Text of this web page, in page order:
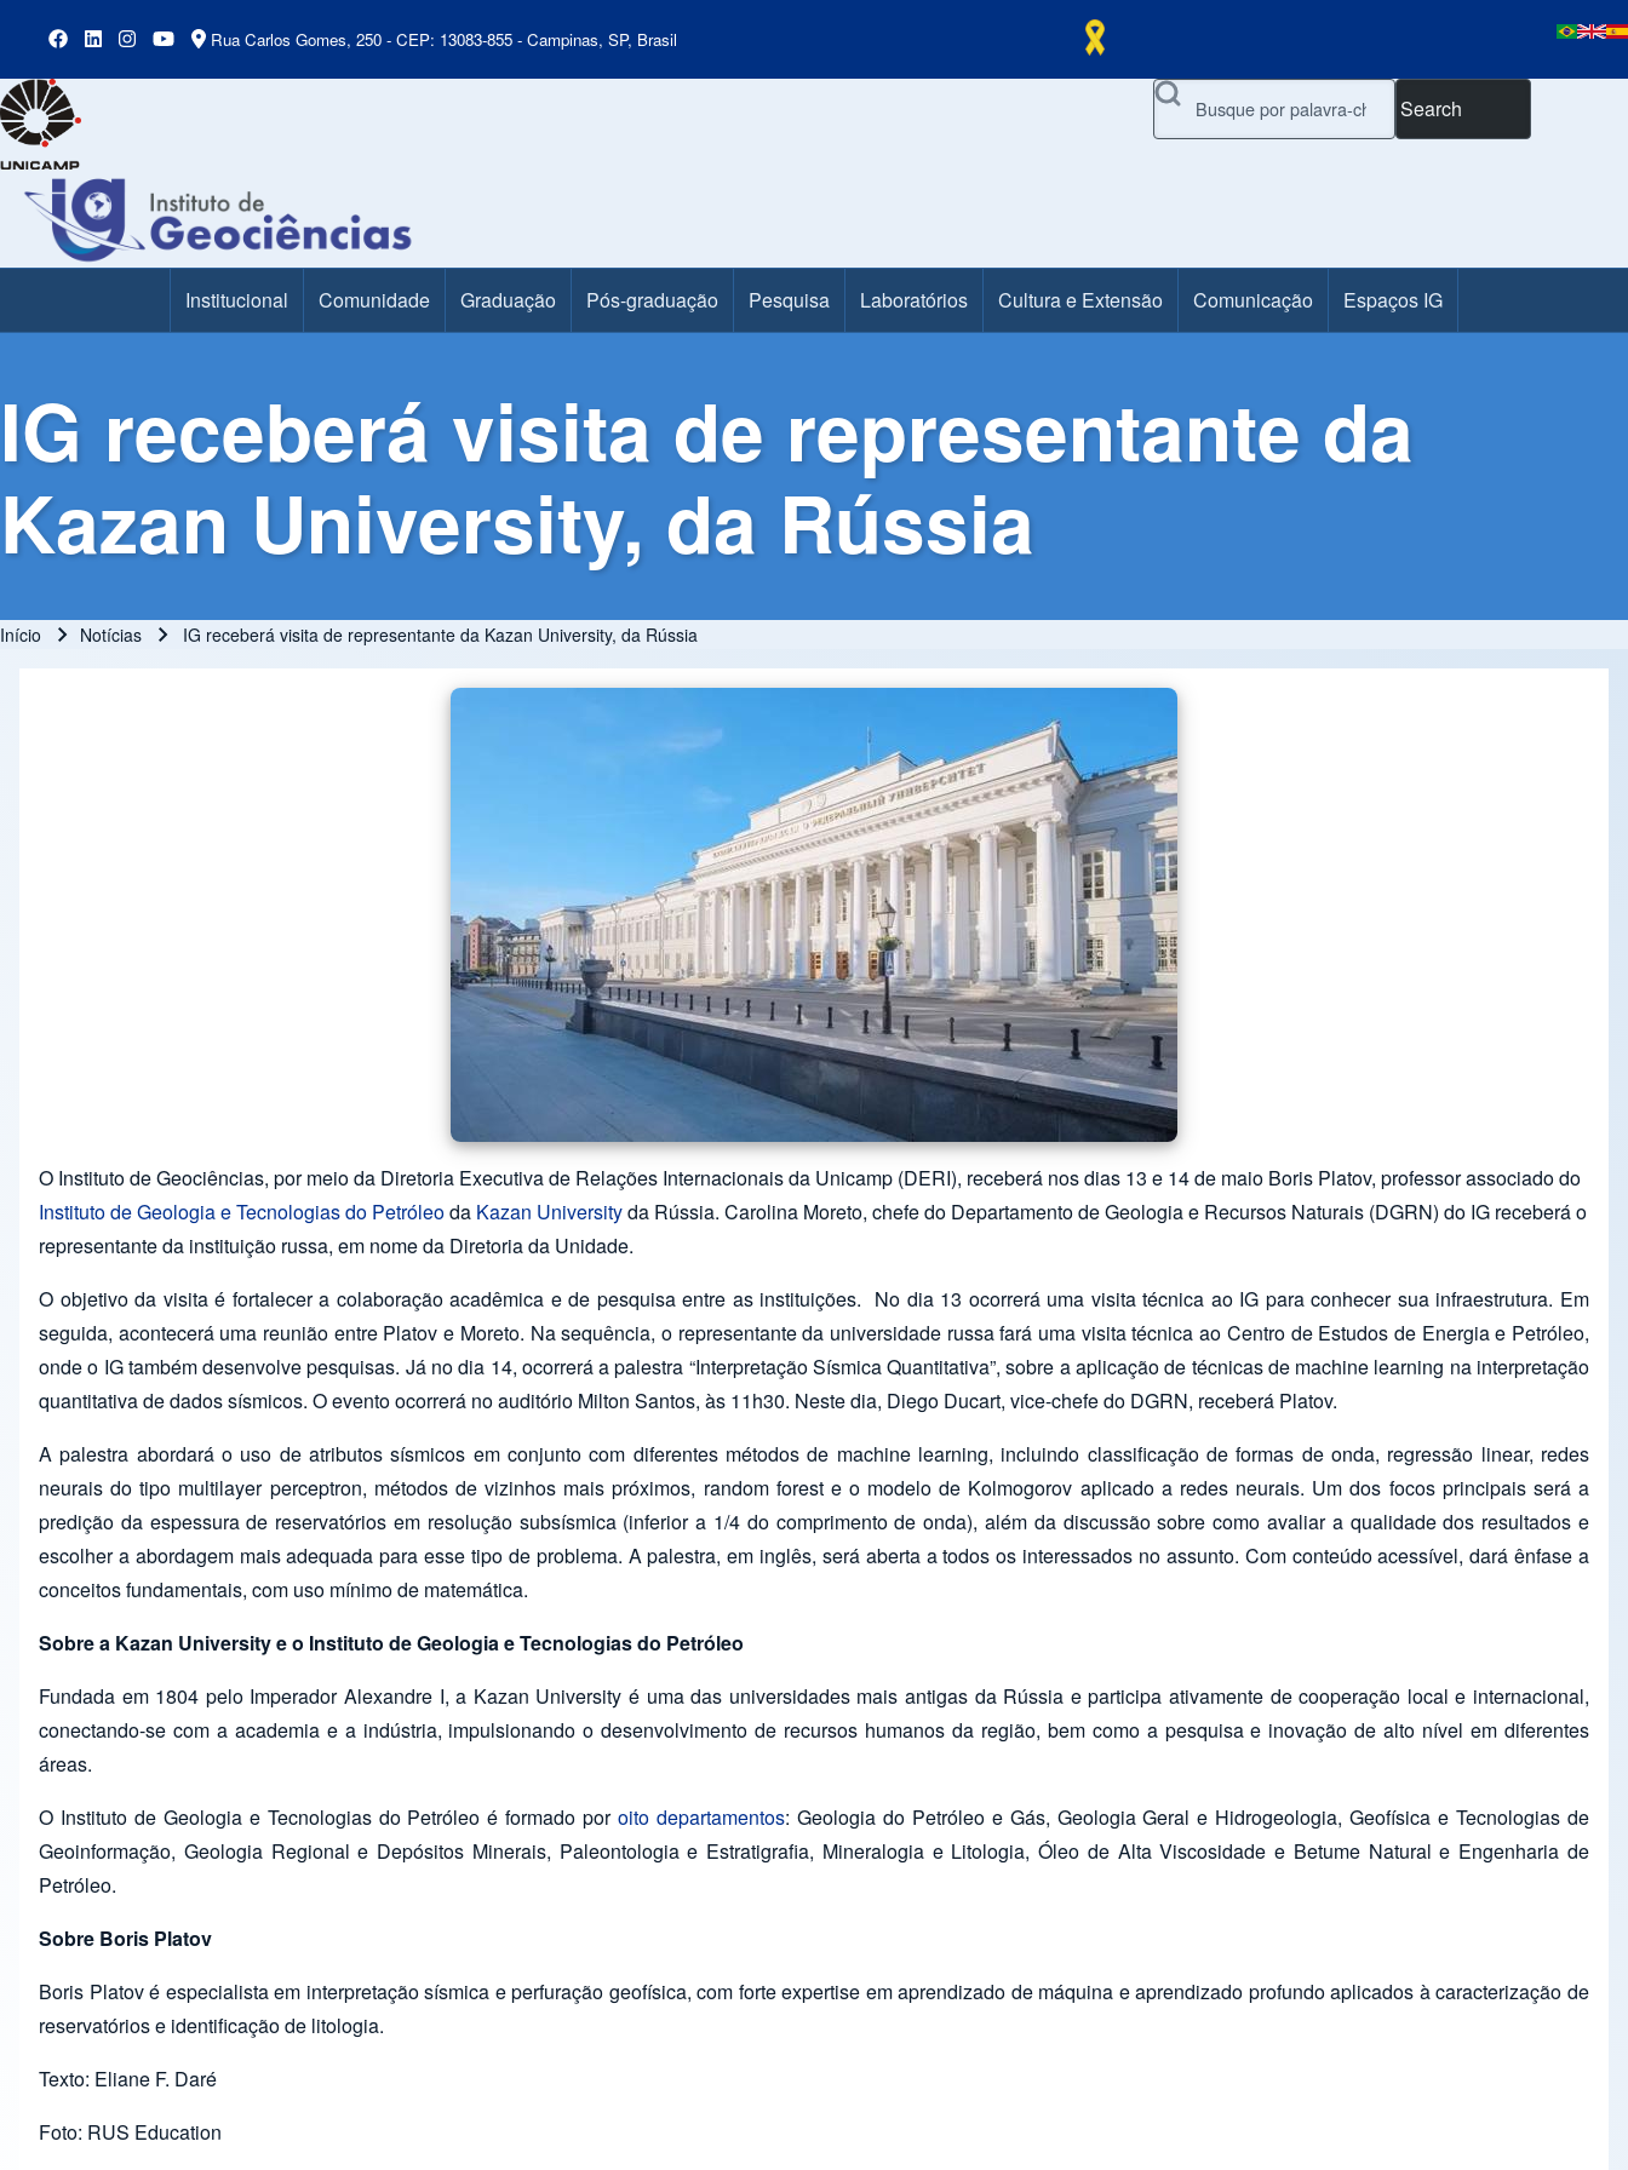
Rua Carlos Gomes, 250 - CEP: 13083-855 - Campinas, SP, Brasil
Search
Main MenuInstitucional Comunidade Graduação Pós-graduação Pesquisa Laboratórios Cultura e Extensão Comunicação Espaços IG
IG receberá visita de representante da
Kazan University, da Rússia
Início Notícias IG receberá visita de representante da Kazan University, da Rússia
O Instituto de Geociências, por meio da Diretoria Executiva de Relações Internacionais da Unicamp (DERI), receberá nos dias 13 e 14 de maio Boris Platov, professor associado do
Instituto de Geologia e Tecnologias do Petróleoda Kazan Universityda Rússia. Carolina Moreto, chefe do Departamento de Geologia e Recursos Naturais (DGRN) do IG receberá o
representante da instituição russa, em nome da Diretoria da Unidade.
O objetivo da visita é fortalecer a colaboração acadêmica e de pesquisa entre as instituições. No dia 13 ocorrerá uma visita técnica ao IG para conhecer sua infraestrutura. Em
seguida, acontecerá uma reunião entre Platov e Moreto. Na sequência, o representante da universidade russa fará uma visita técnica ao Centro de Estudos de Energia e Petróleo,
onde o IG também desenvolve pesquisas. Já no dia 14, ocorrerá a palestra “Interpretação Sísmica Quantitativa”, sobre a aplicação de técnicas de machine learning na interpretação
quantitativa de dados sísmicos. O evento ocorrerá no auditório Milton Santos, às 11h30. Neste dia, Diego Ducart, vice-chefe do DGRN, receberá Platov.
A palestra abordará o uso de atributos sísmicos em conjunto com diferentes métodos de machine learning, incluindo classificação de formas de onda, regressão linear, redes
neurais do tipo multilayer perceptron, métodos de vizinhos mais próximos, random forest e o modelo de Kolmogorov aplicado a redes neurais. Um dos focos principais será a
predição da espessura de reservatórios em resolução subsísmica (inferior a 1/4 do comprimento de onda), além da discussão sobre como avaliar a qualidade dos resultados e
escolher a abordagem mais adequada para esse tipo de problema. A palestra, em inglês, será aberta a todos os interessados no assunto. Com conteúdo acessível, dará ênfase a
conceitos fundamentais, com uso mínimo de matemática.
Sobre a Kazan University e o Instituto de Geologia e Tecnologias do Petróleo
Fundada em 1804 pelo Imperador Alexandre I, a Kazan University é uma das universidades mais antigas da Rússia e participa ativamente de cooperação local e internacional,
conectando-se com a academia e a indústria, impulsionando o desenvolvimento de recursos humanos da região, bem como a pesquisa e inovação de alto nível em diferentes
áreas.
O Instituto de Geologia e Tecnologias do Petróleo é formado poroito departamentos: Geologia do Petróleo e Gás, Geologia Geral e Hidrogeologia, Geofísica e Tecnologias de
Geoinformação, Geologia Regional e Depósitos Minerais, Paleontologia e Estratigrafia, Mineralogia e Litologia, Óleo de Alta Viscosidade e Betume Natural e Engenharia de
Petróleo.
Sobre Boris Platov
Boris Platov é especialista em interpretação sísmica e perfuração geofísica, com forte expertise em aprendizado de máquina e aprendizado profundo aplicados à caracterização de
reservatórios e identificação de litologia.
Texto: Eliane F. Daré
Foto: RUS Education